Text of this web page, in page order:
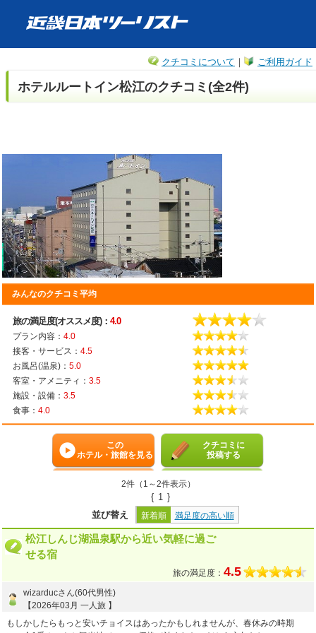
ご利用ガイド
クチコミについて ｜
ホテルルートイン松江のクチコミ(全2件)
みんなのクチコミ平均
旅の満足度(オススメ度)： 4.0
プラン内容： 4.0
接客・サービス： 4.5
お風呂(温泉)： 5.0
客室・アメニティ： 3.5
施設・設備： 3.5
食事： 4.0
この
ホテル・旅館を見る
クチコミに
投稿する
2件（1～2件表示）
{ 1 }
並び替え
新着順 満足度の高い順
松江しんじ湖温泉駅から近い気軽に過ご
せる宿
旅の満足度： 4.5
wizarducさん(60代男性)
【2026年03月 一人旅 】
もしかしたらもっと安いチョイスはあったかもしれませんが、春休みの時期